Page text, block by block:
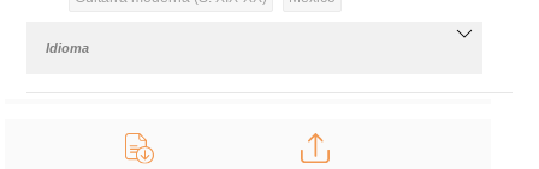
Idioma